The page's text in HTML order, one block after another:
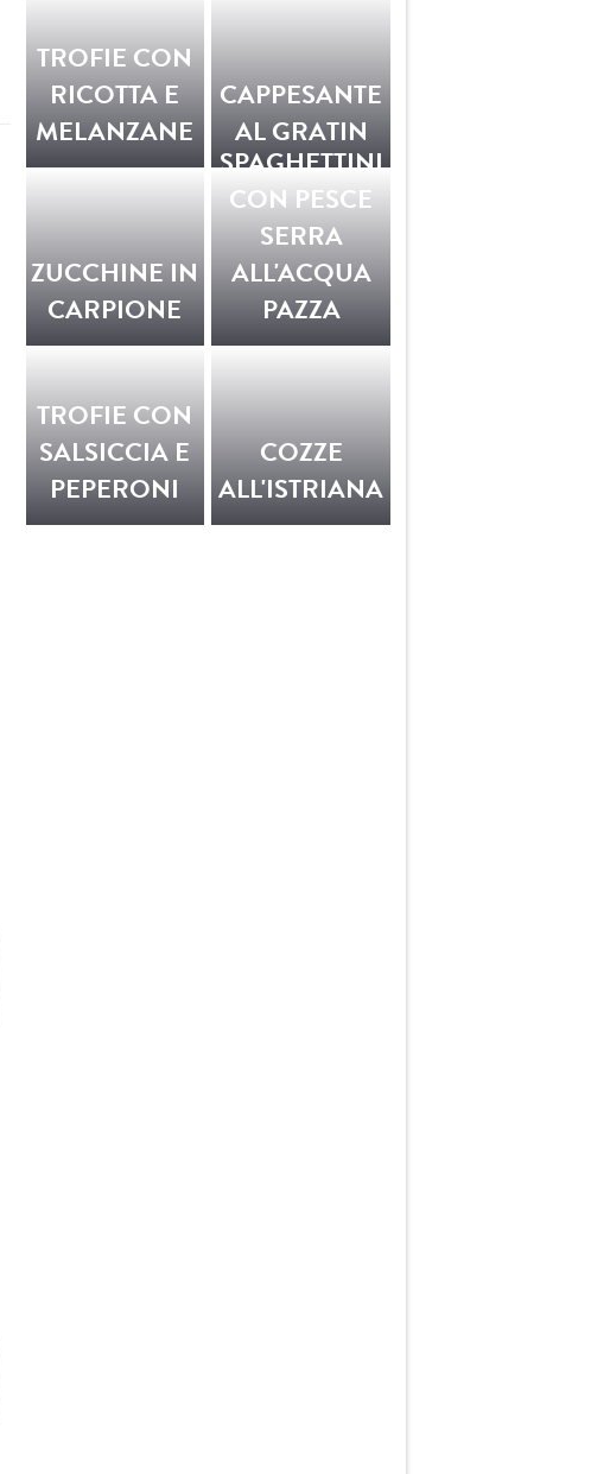
TROFIE CON
RICOTTA E
MELANZANE
CAPPESANTE
AL GRATIN
ZUCCHINE IN
CARPIONE
SPAGHETTINI
CON PESCE
SERRA
ALL'ACQUA
PAZZA
TROFIE CON
SALSICCIA E
PEPERONI
COZZE
ALL'ISTRIANA